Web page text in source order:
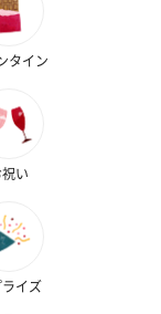
届けいたしま
タイン
い
イズ